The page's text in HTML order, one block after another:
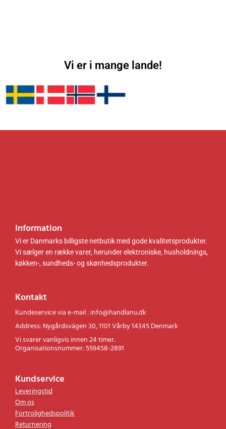
Vi er i mange lande!
Information
Vi er Danmarks billigste netbutik med gode kvalitetsprodukter.
Vi sælger en række varer, herunder elektroniske, husholdnings,
køkken-, sundheds- og skønhedsprodukter.
Kontakt
Kundeservice via e-mail : info@handlanu.dk
Address: Nygårdsvägen 30, 1101 Vårby 14345 Denmark
Vi svarer vanligvis innen 24 timer.
Organisationsnummer: 559458-2891
Kundservice
Leveringstid
Om os
Fortrolighedspolitik
Returnering